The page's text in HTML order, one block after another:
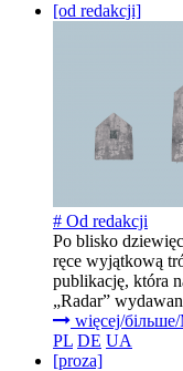
[od redakcji]
# Od redakcji
Po blisko
ręce wyjątkową
publikację, która
„Radar”
więcej/
PL DE UA
[proza]